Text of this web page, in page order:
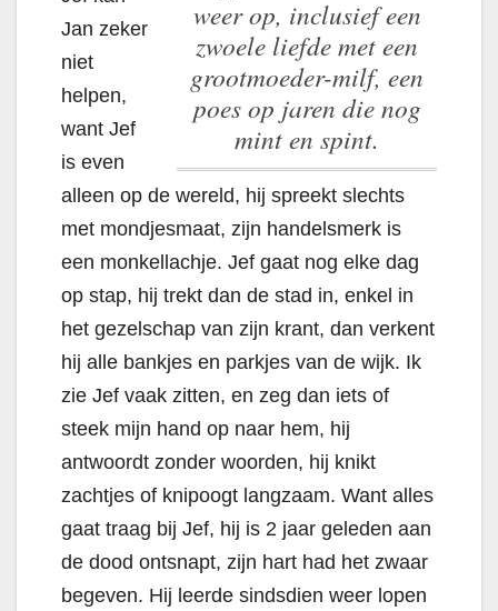
weer op, inclusief een
zwoele liefde met een
grootmoeder-milf, een
poes op jaren die nog
mint en spint.
Jan zeker
niet
helpen,
want Jef
is even
alleen op de wereld, hij spreekt slechts
met mondjesmaat, zijn handelsmerk is
een monkellachje. Jef gaat nog elke dag
op stap, hij trekt dan de stad in, enkel in
het gezelschap van zijn krant, dan verkent
hij alle bankjes en parkjes van de wijk. Ik
zie Jef vaak zitten, en zeg dan iets of
steek mijn hand op naar hem, hij
antwoordt zonder woorden, hij knikt
zachtjes of knipoogt langzaam. Want alles
gaat traag bij Jef, hij is 2 jaar geleden aan
de dood ontsnapt, zijn hart had het zwaar
begeven. Hij leerde sindsdien weer lopen